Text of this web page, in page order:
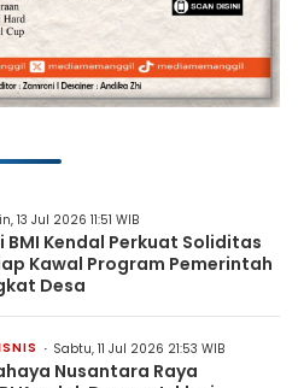
13 Jul 2026 11:51 WIB
BMI Kendal Perkuat Soliditas
Kawal Program Pemerintah
Desa
Sabtu, 11 Jul 2026 21:53 WIB
Nusantara Raya